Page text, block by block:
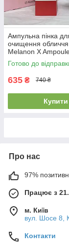
Ампульна пінка
очищення
Melanon X
150мл
Готово до
635 ₴ 740 ₴
Купити
Про нас
97%
Працює з
м. Київ
вул. Шосе 8,
Контакти